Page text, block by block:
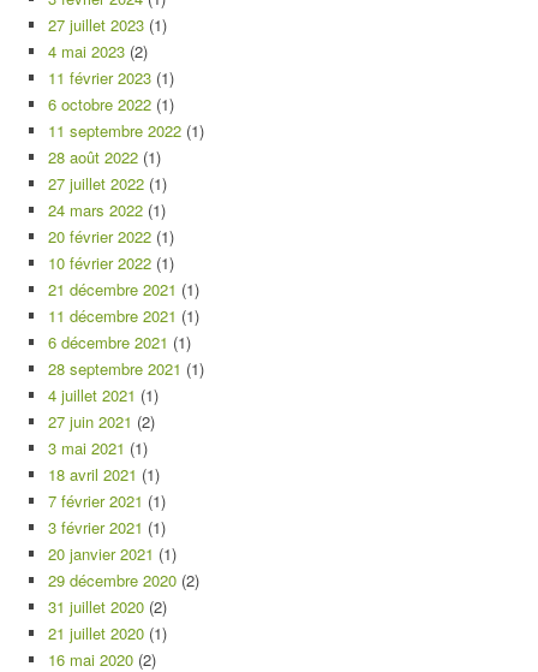
27 juillet 2023 (1)
4 mai 2023 (2)
11 février 2023 (1)
6 octobre 2022 (1)
11 septembre 2022 (1)
28 août 2022 (1)
27 juillet 2022 (1)
24 mars 2022 (1)
20 février 2022 (1)
10 février 2022 (1)
21 décembre 2021 (1)
11 décembre 2021 (1)
6 décembre 2021 (1)
28 septembre 2021 (1)
4 juillet 2021 (1)
27 juin 2021 (2)
3 mai 2021 (1)
18 avril 2021 (1)
7 février 2021 (1)
3 février 2021 (1)
20 janvier 2021 (1)
29 décembre 2020 (2)
31 juillet 2020 (2)
21 juillet 2020 (1)
16 mai 2020 (2)